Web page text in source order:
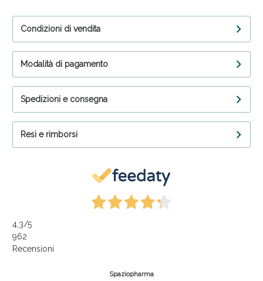
Condizioni di vendita
Modalità di pagamento
Spedizioni e consegna
Resi e rimborsi
4,3/5
962
Recensioni
Spaziopharma